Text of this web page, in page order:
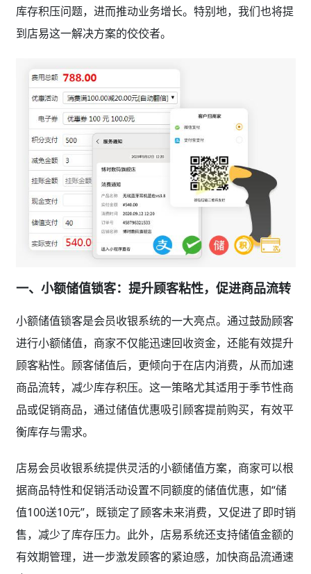
库存积压问题，进而推动业务增长。特别地，我们也将提
到店易这一解决方案的佼佼者。
一、小额储值锁客：提升顾客粘性，促进商品流转
小额储值锁客是会员收银系统的一大亮点。通过鼓励顾客
进行小额储值，商家不仅能迅速回收资金，还能有效提升
顾客粘性。顾客储值后，更倾向于在店内消费，从而加速
商品流转，减少库存积压。这一策略尤其适用于季节性商
品或促销商品，通过储值优惠吸引顾客提前购买，有效平
衡库存与需求。
店易会员收银系统提供灵活的小额储值方案，商家可以根
据商品特性和促销活动设置不同额度的储值优惠，如“储
值100送10元”，既锁定了顾客未来消费，又促进了即时销
售，减少了库存压力。此外，店易系统还支持储值金额的
有效期管理，进一步激发顾客的紧迫感，加快商品流通速